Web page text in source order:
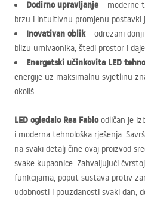
Dodirno upravljanje – moderne
brzu i intuitivnu promjenu postavki
Inovativan oblik– odrezani
blizu umivaonika, štedi prostor i
Energetski učinkovita LED
energije uz maksimalnu svjetlinu
okoliš.
LED ogledalo Rea Fabioodličan je
i moderna tehnološka rješenja.
na svaki detalj čine ovaj proizvod
svake kupaonice. Zahvaljujući
funkcijama, poput sustava protiv
udobnosti i pouzdanosti svaki dan,